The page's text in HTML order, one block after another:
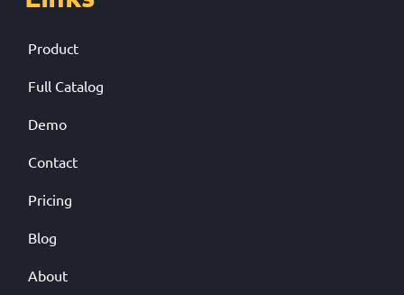
Product
Full Catalog
Demo
Contact
Pricing
Blog
About